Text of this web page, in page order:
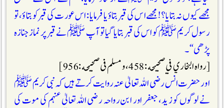
مجھے کیوں نہ بتايا؟! مجھے اس کی قبر بتاؤ یا فرمایا: اس عورت کی قبر کو بتاؤ، تو
رسول کریم ﷺ کو اس کی قبر بتایا گیا تو آپ ﷺ نے قبر پر نماز جنازہ
پڑھی“۔
[رواه البخاري في صحيحه : 458 ، ومسلم فی صحيحه : 956]
اور حضرت انس رضی اللہ تعالیٰ عنہ روایت کرتے ہیں کہ نبی کریم ﷺ
نے لوگوں کو زید، جعفر اور ابن رواحہ رضی اللہ تعالیٰ عنہم کی موت کی